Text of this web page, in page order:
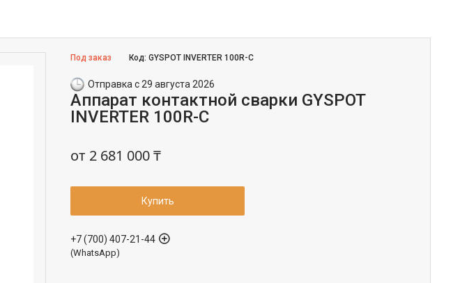
Под заказ Код:GYSPOT INVERTER 100R-С
Отправка с 29 августа 2026
Аппарат контактной сварки GYSPOT
INVERTER 100R-С
от 2 681 000 ₸
Купить
+7 (700) 407-21-44
(WhatsApp)